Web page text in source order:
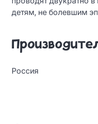
детям, не болевшим
Россия